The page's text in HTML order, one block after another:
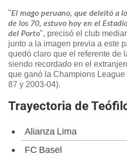
"El mago peruano, que deleitó a
de los 70, estuvo hoy en el
del Porto", precisó el club
junto a la imagen previa a este
quedó claro que el referente de
siendo recordado en el
que ganó la Champions
87 y 2003-04).
Trayectoria de
Alianza Lima
FC Basel